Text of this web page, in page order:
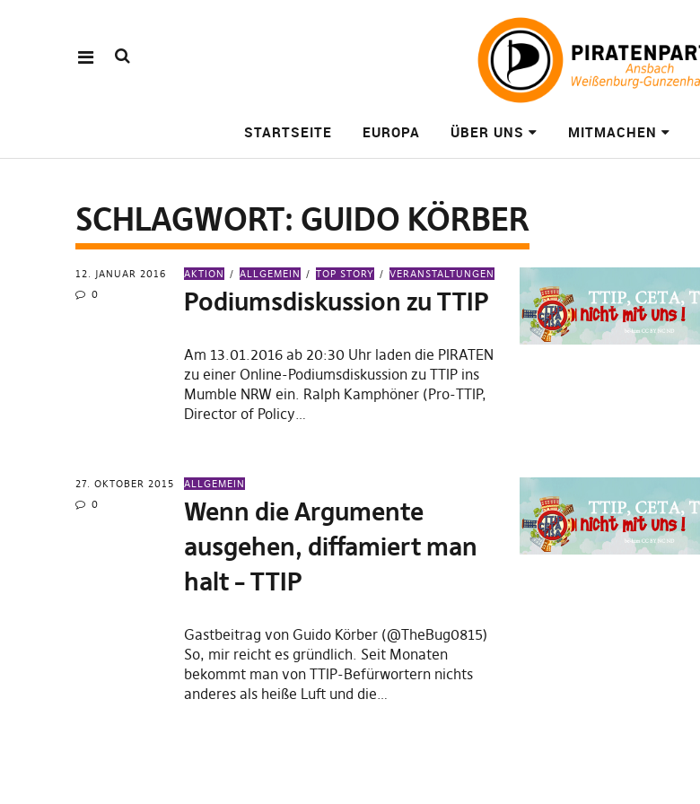
STARTSEITE EUROPA ÜBER UNS MITMACHEN
SCHLAGWORT: GUIDO KÖRBER
12. JANUAR 2016
0
AKTION ALLGEMEIN TOP STORY VERANSTALTUNGEN
Podiumsdiskussion zu TTIP
Am 13.01.2016 ab 20:30 Uhr laden die PIRATEN
zu einer Online-Podiumsdiskussion zu TTIP ins
Mumble NRW ein. Ralph Kamphöner (Pro-TTIP,
Director of Policy…
27. OKTOBER 2015
0
ALLGEMEIN
Wenn die Argumente
ausgehen, diffamiert man
halt – TTIP
Gastbeitrag von Guido Körber (@TheBug0815)
So, mir reicht es gründlich. Seit Monaten
bekommt man von TTIP-Befürwortern nichts
anderes als heiße Luft und die…